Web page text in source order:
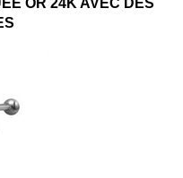
OR 24K AVEC DES